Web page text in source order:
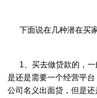
下面说在几种潜在买
1、买去做贷款的，
是还是需要一个经营平
公司名义出面贷，但是